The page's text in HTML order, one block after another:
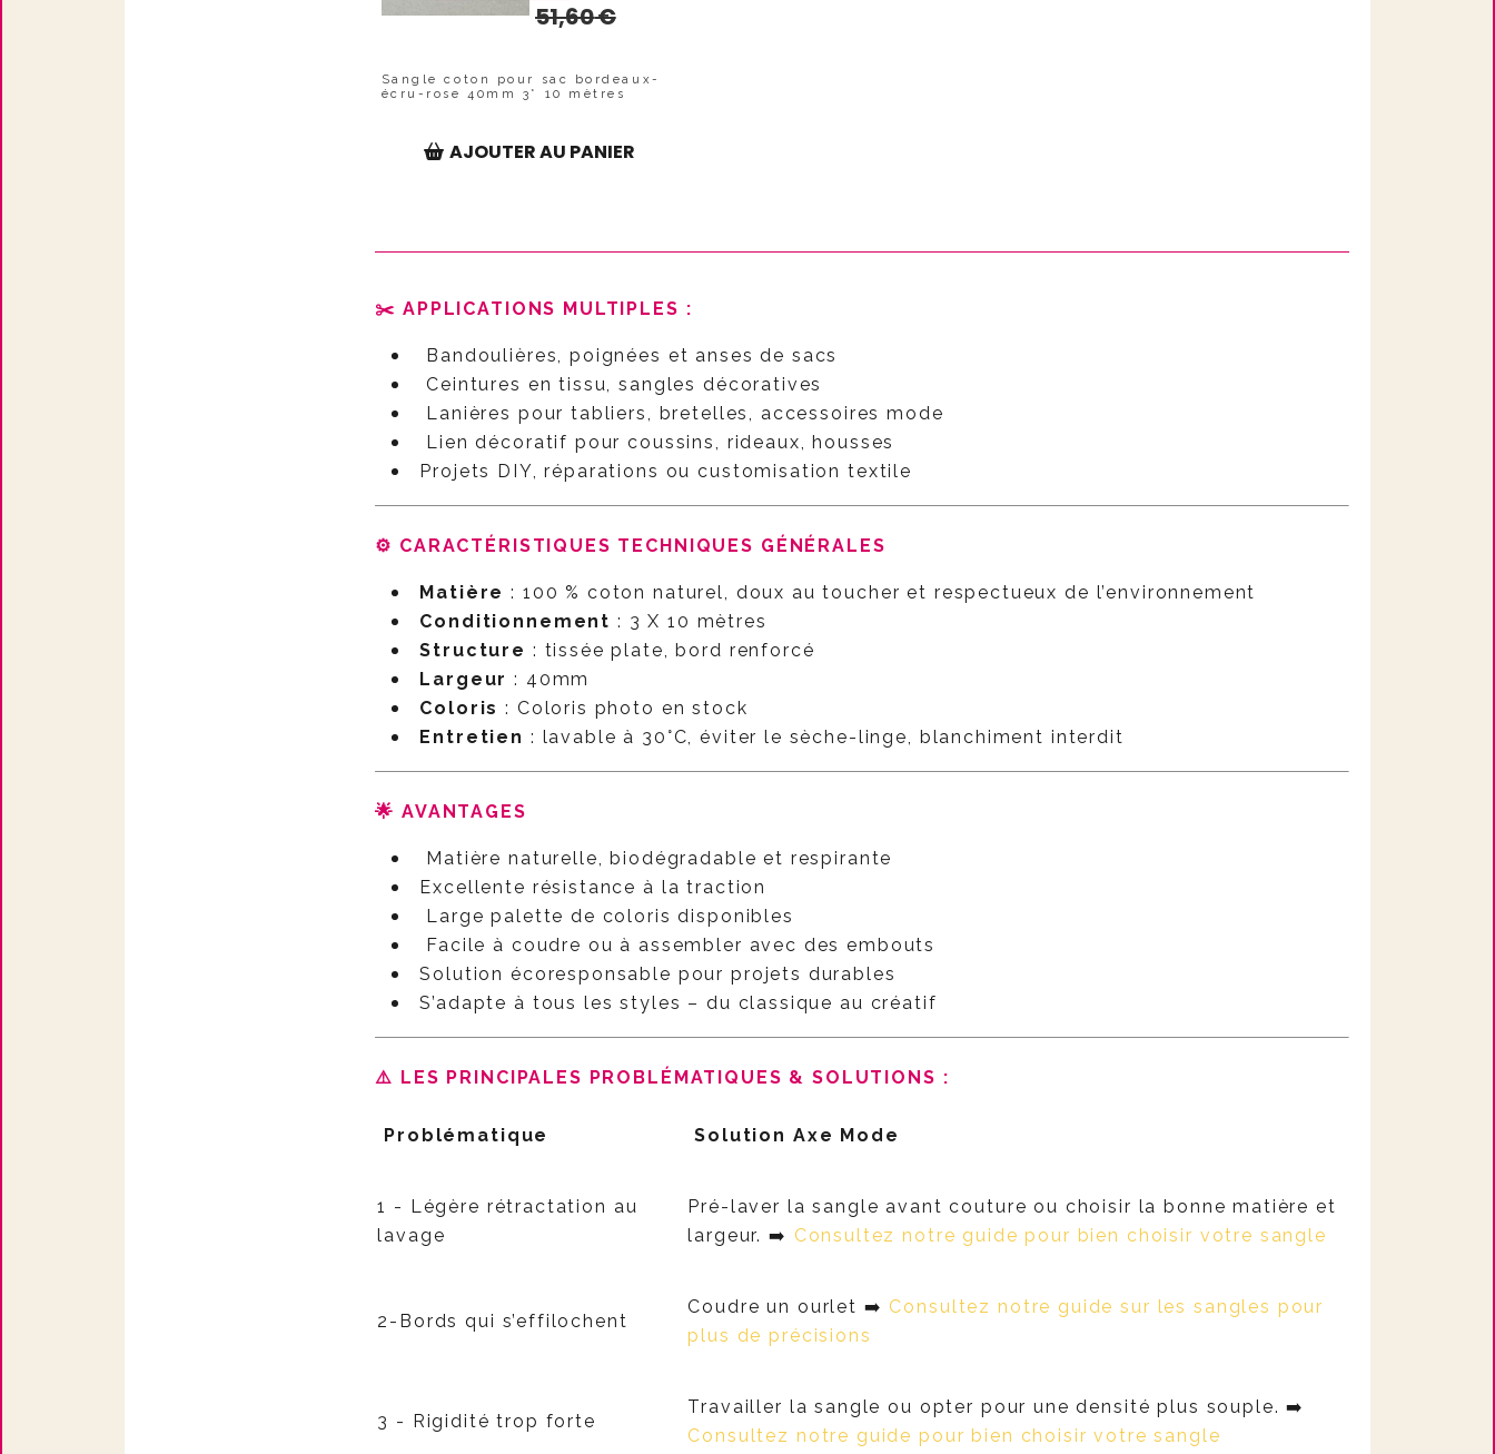
51,60€
Sangle coton pour sac bordeaux-
écru-rose 40mm 3* 10 mètres
AJOUTER AU PANIER
✂️ APPLICATIONS MULTIPLES :
Bandoulières, poignées et anses de sacs
Ceintures en tissu, sangles décoratives
Lanières pour tabliers, bretelles, accessoires mode
Lien décoratif pour coussins, rideaux, housses
Projets DIY, réparations ou customisation textile
⚙️ CARACTÉRISTIQUES TECHNIQUES GÉNÉRALES
Matière : 100 % coton naturel, doux au toucher et respectueux de l’environnement
Conditionnement : 3 X 10 mètres
Structure : tissée plate, bord renforcé
Largeur : 40mm
Coloris : Coloris photo en stock
Entretien : lavable à 30°C, éviter le sèche-linge, blanchiment interdit
🌟 AVANTAGES
Matière naturelle, biodégradable et respirante
Excellente résistance à la traction
Large palette de coloris disponibles
Facile à coudre ou à assembler avec des embouts
Solution écoresponsable pour projets durables
S’adapte à tous les styles – du classique au créatif
⚠️ LES PRINCIPALES PROBLÉMATIQUES & SOLUTIONS :
Problématique Solution Axe Mode
1 - Légère rétractation au
lavage
Pré-laver la sangle avant couture ou choisir la bonne matière et
largeur. ➡️ Consultez notre guide pour bien choisir votre sangle
2-Bords qui s’effilochent
Coudre un ourlet ➡️ Consultez notre guide sur les sangles pour
plus de précisions
3 - Rigidité trop forte
Travailler la sangle ou opter pour une densité plus souple. ➡️
Consultez notre guide pour bien choisir votre sangle